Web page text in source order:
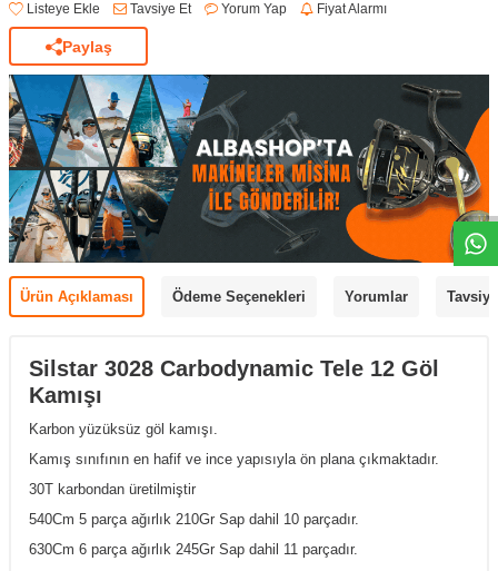
Listeye Ekle Tavsiye Et Yorum Yap Fiyat Alarmı
Paylaş
Ürün Açıklaması Ödeme Seçenekleri Yorumlar
Silstar 3028 Carbodynamic Tele 12 Göl
Kamışı
Karbon yüzüksüz göl kamışı.
Kamış sınıfının en hafif ve ince yapısıyla ön plana çıkmaktadır.
30T karbondan üretilmiştir
540Cm 5 parça ağırlık 210Gr Sap dahil 10 parçadır.
630Cm 6 parça ağırlık 245Gr Sap dahil 11 parçadır.